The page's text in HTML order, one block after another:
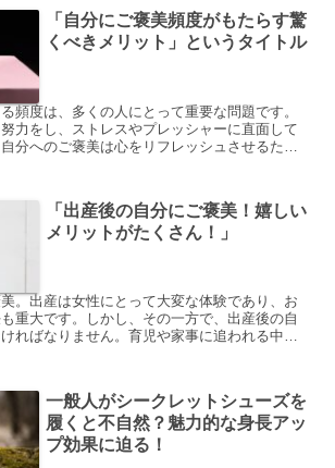
「自分にご褒美頻度がもたらす驚
くべきメリット」というタイトル
頻度は、多くの人にとって重要な問題です。
力をし、ストレスやプレッシャーに直面して
分へのご褒美は心をリフレッシュさせるため
「出産後の自分にご褒美！嬉しい
メリットがたくさん！」
。出産は女性にとって大変な体験であり、お
重大です。しかし、その一方で、出産後の自
ればなりません。育児や家事に追われる中
一般人がシークレットシューズを
履くと不自然？魅力的な身長アッ
プ効果に迫る！